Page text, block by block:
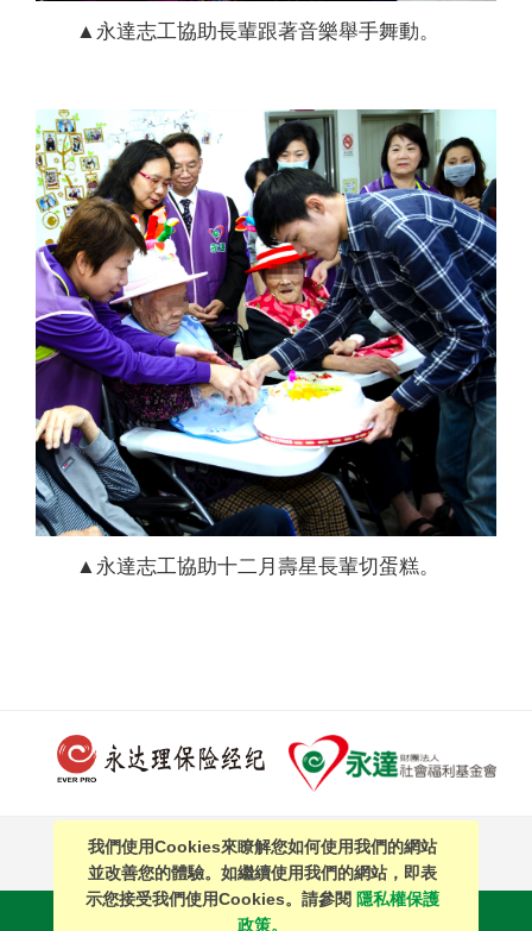
▲永達志工協助長輩跟著音樂舉手舞動。
▲永達志工協助十二月壽星長輩切蛋糕。
PAGE TOP
站內搜尋｜
我們使用Cookies來瞭解您如何使用我們的網站
並改善您的體驗。如繼續使用我們的網站，即表
示您接受我們使用Cookies。請參閱 隱私權保護
政策。